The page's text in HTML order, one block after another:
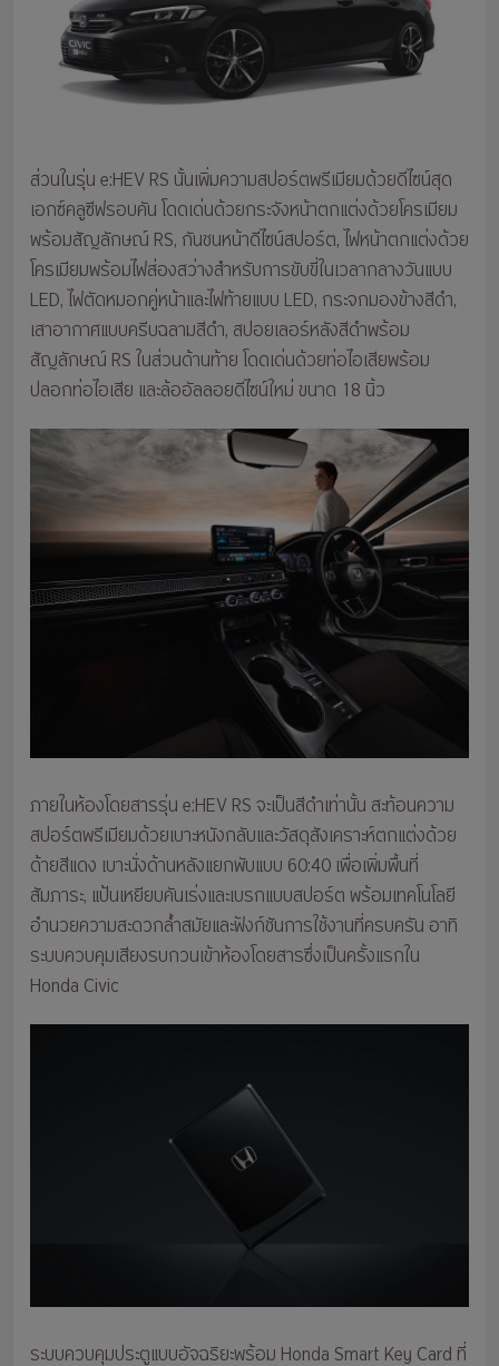
ส่วนในรุ่น e:HEV RS นั้นเพิ่มความสปอร์ตพรีเมียมด้วยดีไซน์สุด
เอกซ์คลูซีฟรอบคัน โดดเด่นด้วยกระจังหน้าตกแต่งด้วยโครเมียม
พร้อมสัญลักษณ์ RS, กันชนหน้าดีไซน์สปอร์ต, ไฟหน้าตกแต่งด้วย
โครเมียมพร้อมไฟส่องสว่างสำหรับการขับขี่ในเวลากลางวันแบบ
LED, ไฟตัดหมอกคู่หน้าและไฟท้ายแบบ LED, กระจกมองข้างสีดำ,
เสาอากาศแบบครีบฉลามสีดำ, สปอยเลอร์หลังสีดำพร้อม
สัญลักษณ์ RS ในส่วนด้านท้าย โดดเด่นด้วยท่อไอเสียพร้อม
ปลอกท่อไอเสีย และล้ออัลลอยดีไซน์ใหม่ ขนาด 18 นิ้ว
ภายในห้องโดยสารรุ่น e:HEV RS จะเป็นสีดำเท่านั้น สะท้อนความ
สปอร์ตพรีเมียมด้วยเบาะหนังกลับและวัสดุสังเคราะห์ตกแต่งด้วย
ด้ายสีแดง เบาะนั่งด้านหลังแยกพับแบบ 60:40 เพื่อเพิ่มพื้นที่
สัมภาระ, แป้นเหยียบคันเร่งและเบรกแบบสปอร์ต พร้อมเทคโนโลยี
อำนวยความสะดวกล้ำสมัยและฟังก์ชันการใช้งานที่ครบครัน อาทิ
ระบบควบคุมเสียงรบกวนเข้าห้องโดยสารซึ่งเป็นครั้งแรกใน
Honda Civic
ระบบควบคุมประตูแบบอัจฉริยะพร้อม Honda Smart Key Card ที่